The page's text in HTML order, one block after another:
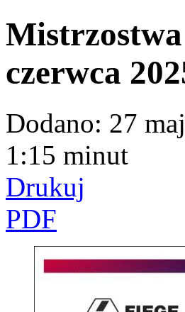
czerwca
Dodano: 27
1:15 minut
Drukuj
PDF